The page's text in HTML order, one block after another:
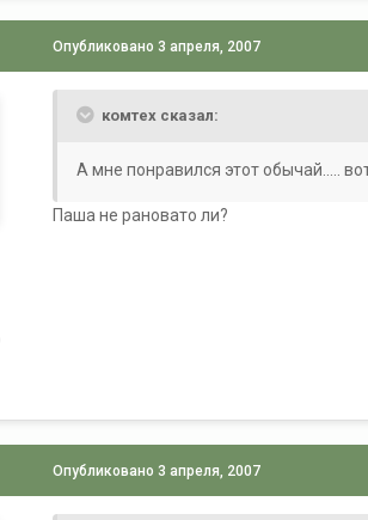
Опубликовано 3 апреля, 2007
комтех сказал:
А мне понравился этот обычай.....
Паша не рановато ли?
Опубликовано 3 апреля, 2007